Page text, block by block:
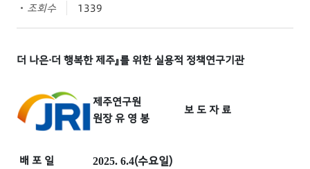
조회수
1339
더 나은·더 행복한 제주』를 위한 실용적 정책연구기관​​
제주연구원
원장 유 영 봉
보 도 자 료
배 포 일 2025. 6.4(수요일)